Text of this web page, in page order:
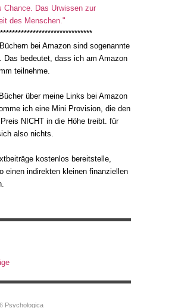
Chance. Das Urwissen zur
des Menschen."
bei Amazon sind sogenannte
Das bedeutet, dass ich am Amazon
teilnehme.
über meine Links bei Amazon
ich eine Mini Provision, die den
NICHT in die Höhe treibt. für
also nichts.
kostenlos bereitstelle,
einen indirekten kleinen finanziellen
Psychologica